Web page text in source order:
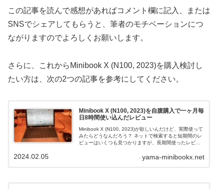
この記事を読んで感想があればコメント欄に記入、または
SNSでシェアしてもらうと、筆者のモチベーションにつ
ながりますのでよろしくお願いします。
さらに、これからMinibook X (N100, 2023)を購入検討し
たい方は、次の2つの記事を参考にしてください。
Minibook X (N100, 2023)を自腹購入で一ヶ月毎
日8時間使い込んだレビュー
Minibook X (N100, 2023)が欲しいんだけど、実際使って
みたらどうなんだろう？ ネットで検索すると短期間のレ
ビューはいくつも見つかりますが、長期間使ったレビュ
対して、筆者が自腹購入して一か月ガッツリ使ってみた
yama-minibookx.net
2024.02.05